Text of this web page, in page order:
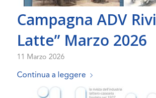
Campagna ADV
Latte” Marzo 2026
11 Marzo 2026
Continua a leggere